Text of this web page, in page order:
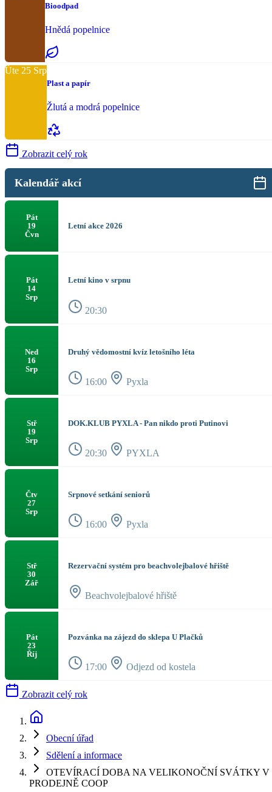
Bioodpad
Hnědá popelnice
Úte 25 Srp
Plast a papír
Žlutá a modrá popelnice
Zobrazit celý rok
Kalendář akcí
Pát
19
Čvn
Letní akce 2026
Pát
14
Srp
Letní kino v srpnu
20:30
Ned
16
Srp
Druhý vědomostní kvíz letošního léta
16:00 Pyxla
Stř
19
Srp
DOK.KLUB PYXLA - Pan nikdo proti Putinovi
20:30 PYXLA
Čtv
27
Srp
Srpnové setkání seniorů
16:00 Pyxla
Stř
30
Zář
Rezervační systém pro beachvolejbalové hřiště
Beachvolejbalové hřiště
Pát
23
Říj
Pozvánka na zájezd do sklepa U Plačků
17:00 Odjezd od kostela
Zobrazit celý rok
Obecní úřad
Sdělení a informace
OTEVÍRACÍ DOBA NA VELIKONOČNÍ SVÁTKY V
PRODEJNĚ COOP